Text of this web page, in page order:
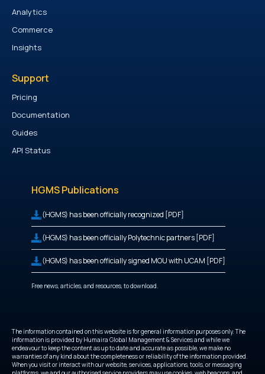
Analytics
Commerce
Insights
Support
Pricing
Documentation
Guides
API Status
HGMS Publications
(HGMS) has been officially recognized [PDF]
(HGMS) has been officially Polytechnic partners [PDF]
(HGMS) has been officially signed MOU with UCAM [PDF]
Free news, articles, and resources, to download.
The information contained on this website is for general information purposes only. The
information is provided by Humaira Global Management & Services and while we
endeavour to keep the content as up to date and accurate as possible, we make no
warranties of any kind about the completeness or reliability of the information provided.
When you visit or interact with our website, services, applications, tools, or messaging